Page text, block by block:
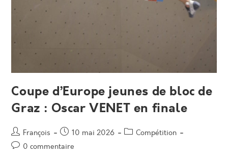
Coupe d’Europe jeunes de bloc de
Graz : Oscar VENET en finale
Auteur/autrice
de
François
Post
published:
10 mai 2026
PostCompétition
Post0 commentaire